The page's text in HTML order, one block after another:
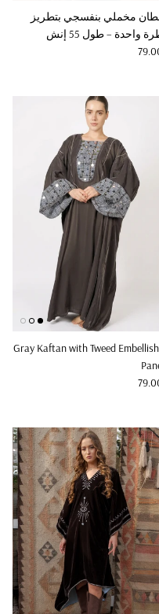
مخملي بنفسجي بتطريز
واحدة – طول 55 إنش
Regular
Gray Kaftan with Tweed
Regular